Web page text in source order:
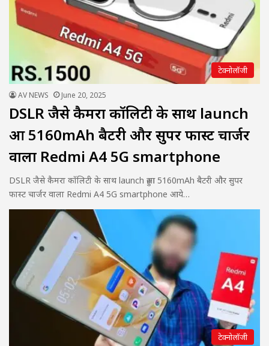
टेक्नोलॉजी
AV NEWS June 20, 2025
DSLR जैसे कैमरा कॉलिटी के साथ launch
हुआ 5160mAh बैटरी और सुपर फास्ट चार्जर
वाला Redmi A4 5G smartphone
DSLR जैसे कैमरा कॉलिटी के साथ launch हुआ 5160mAh बैटरी और सुपर
फास्ट चार्जर वाला Redmi A4 5G smartphone आये…
टेक्नोलॉजी